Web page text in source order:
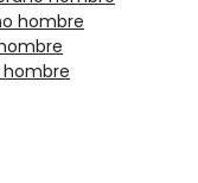
hombre
hombre